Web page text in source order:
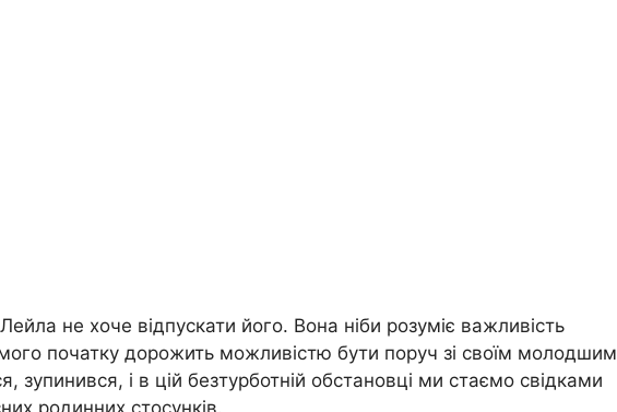
не хоче відпускати його. Вона ніби розуміє важливість
початку дорожить можливістю бути поруч зі своїм молодшим
зупинився, і в цій безтурботній обстановці ми стаємо свідками